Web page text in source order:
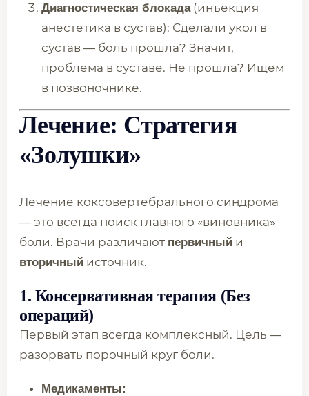
Диагностическая блокада(инъекция
анестетика в сустав): Сделали укол в
сустав — боль прошла? Значит,
проблема в суставе. Не прошла? Ищем
в позвоночнике.
Лечение: Стратегия
«Золушки»
Лечение коксовертебрального синдрома
— это всегда поиск главного «виновника»
боли. Врачи различают первичный и
вторичный источник.
1. Консервативная терапия (Без
операций)
Первый этап всегда комплексный. Цель —
разорвать порочный круг боли.
Медикаменты: